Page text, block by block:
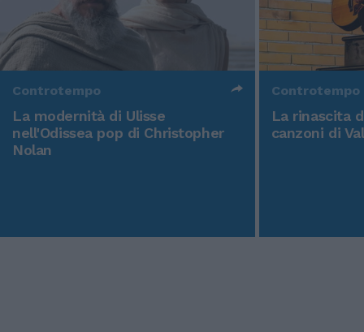
Controtempo
La modernità di Ulisse
nell'Odissea pop di Christopher
Nolan
Controtempo
La rinascita
canzoni di